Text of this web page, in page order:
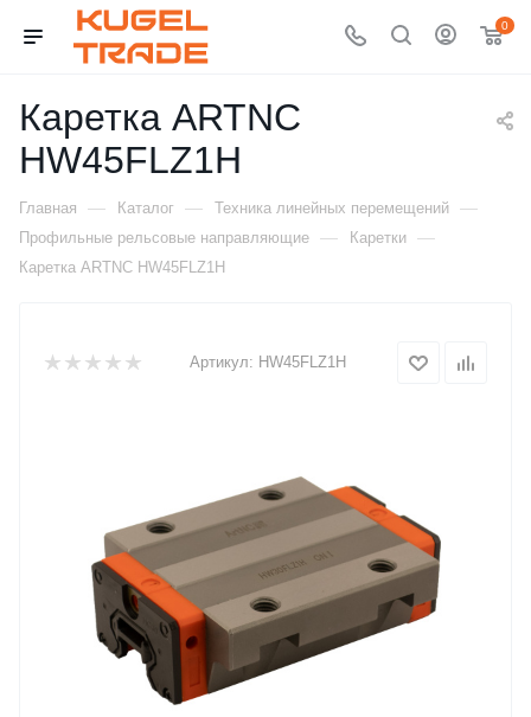
0
Каретка ARTNC
HW45FLZ1H
Главная — Каталог — Техника линейных перемещений —
Профильные рельсовые направляющие — Каретки —
Каретка ARTNC HW45FLZ1H
Артикул: HW45FLZ1H